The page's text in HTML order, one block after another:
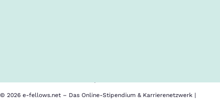
© 2026 e-fellows.net – Das Online-Stipendium & Karrierenetzwerk |